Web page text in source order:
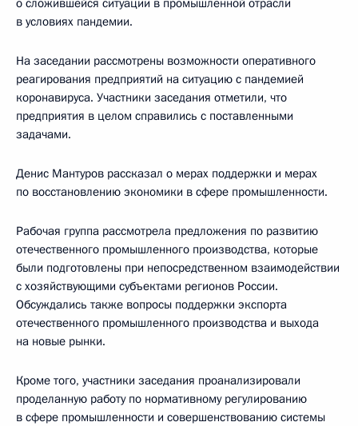
о сложившейся ситуации в промышленной отрасли
в условиях пандемии.
На заседании рассмотрены возможности оперативного
реагирования предприятий на ситуацию с пандемией
коронавируса. Участники заседания отметили, что
предприятия в целом справились с поставленными
задачами.
Денис Мантуров рассказал о мерах поддержки и мерах
по восстановлению экономики в сфере промышленности.
Рабочая группа рассмотрела предложения по развитию
отечественного промышленного производства, которые
были подготовлены при непосредственном взаимодействии
с хозяйствующими субъектами регионов России.
Обсуждались также вопросы поддержки экспорта
отечественного промышленного производства и выхода
на новые рынки.
Кроме того, участники заседания проанализировали
проделанную работу по нормативному регулированию
в сфере промышленности и совершенствованию системы